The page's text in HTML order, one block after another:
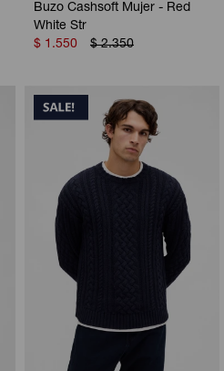
Buzo Cashsoft Mujer - Red
White Str
$ 1.550 $ 2.350